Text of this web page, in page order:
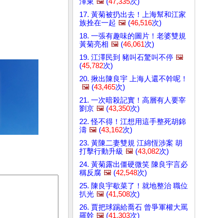
17. 黃菊被扔出去！上海幫和江家
族拴在一起 🖼️ (46,516次)
18. 一張有趣味的圖片！老婆雙規
黃菊亮相 🖼️ (46,061次)
19. 江澤民到 豬叫石驚叫不停 🖼️
(45,782次)
20. 揪出陳良宇 上海人還不幹呢！
🖼️ (43,465次)
21. 一次暗殺記實！高層有人要宰
劉京 🖼️ (43,350次)
22. 怪不得！江想用這手整死胡錦
濤 🖼️ (43,162次)
23. 黃陳二妻雙規 江綿恆涉案 胡
打擊行動升級 🖼️ (43,082次)
24. 黃菊露出僵硬微笑 陳良宇言必
稱反腐 🖼️ (42,548次)
25. 陳良宇歇菜了！就地整治 職位
扒光 🖼️ (41,508次)
26. 賈把球踢給喬石 曾爭軍權大罵
羅幹 🖼️ (41,303次)